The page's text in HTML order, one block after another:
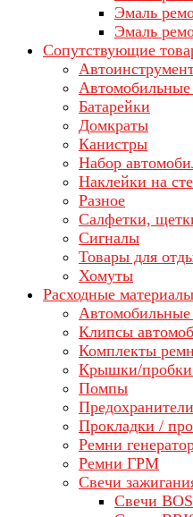
Эмаль
Эмаль
Сопутствующие
Батарейки
Домкраты
Канистры
Набор
Наклейки на
Разное
Салфетки,
Сигналы
Товары для
Хомуты
Расходные материалы
Клипсы
Комплекты
Крышки/пробки
Помпы
Предохранители
Прокладки /
Ремни
Ремни ГРМ
Свечи
Свечи